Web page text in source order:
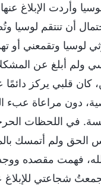
وأردت الإبلاغ
أن تنتقم لوسيا
لوسيا وتقمعني أو
ولم أبلغ عن
كان قلبي يركز دائمًا
دون مراعاة عبء
في اللحظات
الحق ولم أتمسك
فهمت مقصده
شجاعتي